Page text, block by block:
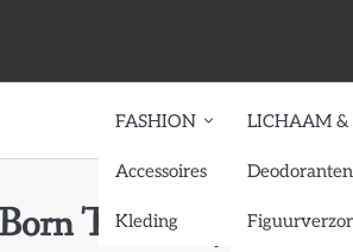
FASHION
Accessoires
Kleding
LICHAAM &
Deodoranten
This Way Travel